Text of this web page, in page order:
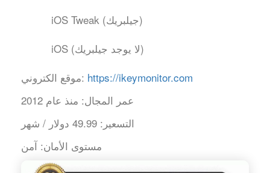
iOS Tweak (جيلبريك)
iOS (لا يوجد جيلبريك)
موقع الكتروني: https://ikeymonitor.com
عمر المجال: منذ عام 2012
التسعير:
مستوى الأمان: آمن